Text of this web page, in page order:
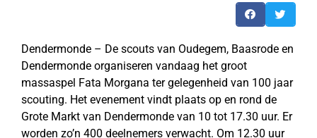
Dendermonde – De scouts van Oudegem, Baasrode en
Dendermonde organiseren vandaag het groot
massaspel Fata Morgana ter gelegenheid van 100 jaar
scouting. Het evenement vindt plaats op en rond de
Grote Markt van Dendermonde van 10 tot 17.30 uur. Er
worden zo’n 400 deelnemers verwacht. Om 12.30 uur